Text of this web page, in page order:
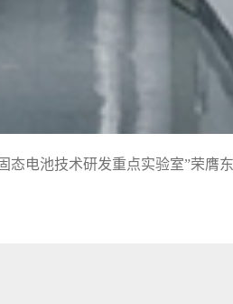
态电池技术研发重点实验室”荣膺